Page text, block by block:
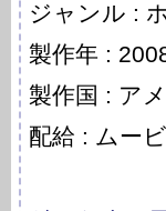
ジャンル :
製作年 :
製作国 : ア
配給 : ムー